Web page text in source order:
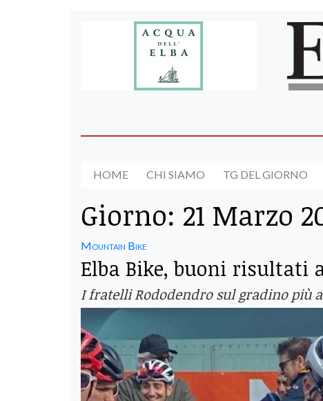
HOME CHI SIAMO TG DEL GIORNO
Giorno: 21 Marzo
Mountain Bike
Elba Bike, buoni risultati
I fratelli Rododendro sul gradino più